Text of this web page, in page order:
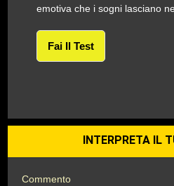
emotiva che i sogni lasciano
Fai Il Test
INTERPRETA IL
Commento